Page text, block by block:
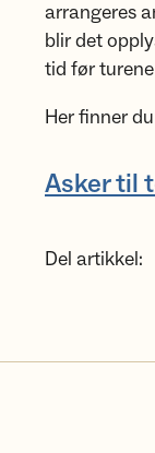
arrangeres
blir det
tid før
Her finner
Asker til
Del artikkel: